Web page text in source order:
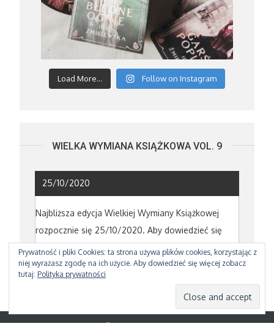
Load More... Follow on Instagram
WIELKA WYMIANA KSIĄŻKOWA VOL. 9
25/10/2020
Najbliższa edycja Wielkiej Wymiany Książkowej
rozpocznie się 25/10/2020. Aby dowiedzieć się
powięcej poczytajcie o poprzedniej edycji TUTAJ
Copyright © 2026NEAVE CREATIONS
Prywatność i pliki Cookies: ta strona używa plików cookies, korzystając z
niej wyrażasz zgodę na ich użycie. Aby dowiedzieć się więcej zobacz
tutaj: Polityka prywatności